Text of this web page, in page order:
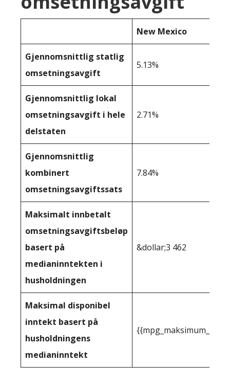
New Mexico
Gjennomsnittlig statlig
omsetningsavgift
5.13%
Gjennomsnittlig lokal
omsetningsavgift i hele
delstaten
2.71%
Gjennomsnittlig
kombinert
omsetningsavgiftssats
7.84%
Maksimalt innbetalt
omsetningsavgiftsbeløp
basert på
medianinntekten i
husholdningen
&dollar;3 462
Maksimal disponibel
inntekt basert på
husholdningens
medianinntekt